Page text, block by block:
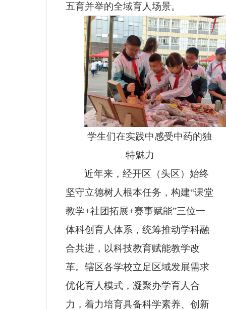
五育并举的全域育人场景。
学生们在实践中感受中药的独
特魅力
近年来，经开区（头区）始终
坚守立德树人根本任务，构建“课堂
教学+社团拓展+赛事赋能”三位一
体科创育人体系，统筹推动学科融
合共进，以科技教育赋能教学改
革。辖区各学校立足区域发展需求
优化育人模式，凝聚办学育人合
力，着力培育具备科学素养、创新